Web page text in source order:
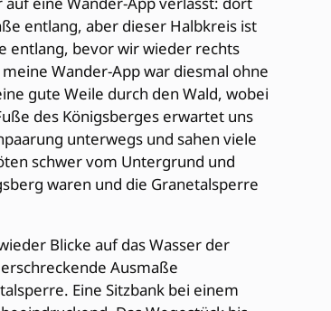
entlang, aber dieser Halbkreis ist
entlang, bevor wir wieder rechts
Wander-App war diesmal ohne
gute Weile durch den Wald, wobei
des Königsberges erwartet uns
unterwegs und sahen viele
schwer vom Untergrund und
waren und die Granetalsperre
Blicke auf das Wasser der
Ausmaße
Eine Sitzbank bei einem